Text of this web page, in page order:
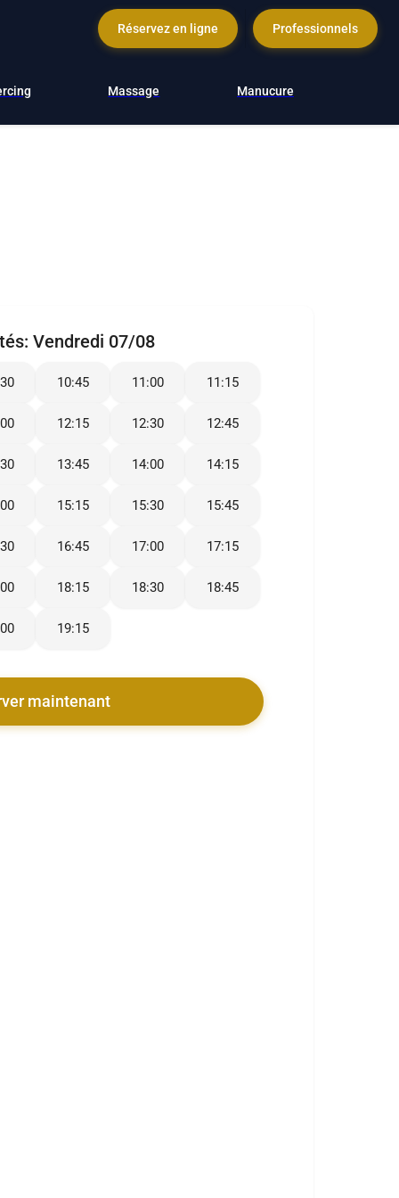
Réservez en ligne Professionnels
Massage Manucure
Vendredi 07/08
10:45 11:00 11:15
12:15 12:30 12:45
13:45 14:00 14:15
15:15 15:30 15:45
16:45 17:00 17:15
18:15 18:30 18:45
19:15
maintenant